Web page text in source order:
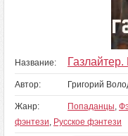
Название: Газлайтер.
Автор: Григорий
Жанр: Попаданцы,
фэнтези, Русское фэнтези